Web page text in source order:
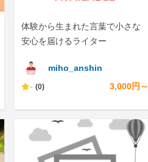
体験から生まれた言葉で小さな
安心を届けるライター
miho_anshin
- (0) 3,000円～